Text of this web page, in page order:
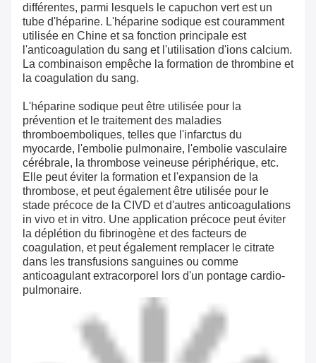
différentes, parmi lesquels le capuchon vert est un
tube d'héparine. L'héparine sodique est couramment
utilisée en Chine et sa fonction principale est
l'anticoagulation du sang et l'utilisation d'ions calcium.
La combinaison empêche la formation de thrombine et
la coagulation du sang.
L'héparine sodique peut être utilisée pour la
prévention et le traitement des maladies
thromboemboliques, telles que l'infarctus du
myocarde, l'embolie pulmonaire, l'embolie vasculaire
cérébrale, la thrombose veineuse périphérique, etc.
Elle peut éviter la formation et l'expansion de la
thrombose, et peut également être utilisée pour le
stade précoce de la CIVD et d'autres anticoagulations
in vivo et in vitro. Une application précoce peut éviter
la déplétion du fibrinogène et des facteurs de
coagulation, et peut également remplacer le citrate
dans les transfusions sanguines ou comme
anticoagulant extracorporel lors d'un pontage cardio-
pulmonaire.